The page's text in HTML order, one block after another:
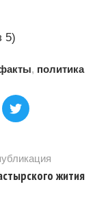
5)
, политика
жития